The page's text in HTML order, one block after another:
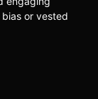
or vested